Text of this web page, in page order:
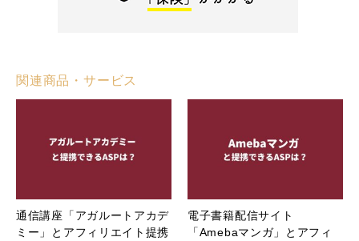
関連商品・サービス
通信講座「アガルートアカデ
ミー」とアフィリエイト提携
電子書籍配信サイト
「Amebaマンガ」とアフィ